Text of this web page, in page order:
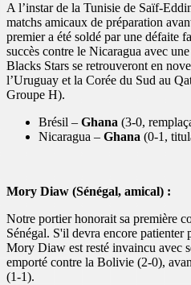
A l’instar de la Tunisie de Saïf-
matchs amicaux de préparation
premier a été soldé par une défaite
succès contre le Nicaragua avec
Blacks Stars se retrouveront en
l’Uruguay et la Corée du Sud au
Groupe H).
Brésil – Ghana (3-0,
Nicaragua – Ghana (0-1,
Mory Diaw (Sénégal, amical) :
Notre portier honorait sa première
Sénégal. S'il devra encore patienter
Mory Diaw est resté invaincu avec
emporté contre la Bolivie (2-0),
(1-1).